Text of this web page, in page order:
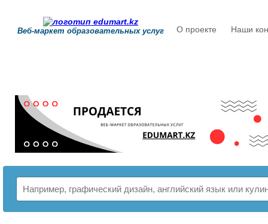
Веб-маркет образовательных услуг О проекте Наши